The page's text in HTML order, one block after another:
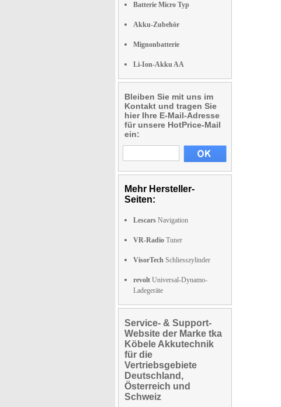
Batterie Micro Typ
Akku-Zubehör
Mignonbatterie
Li-Ion-Akku AA
Bleiben Sie mit uns im
Kontakt und tragen Sie
hier Ihre E-Mail-Adresse
für unsere HotPrice-Mail
ein:
Mehr Hersteller-
Seiten:
Lescars Navigation
VR-Radio Tuner
VisorTech Schliesszylinder
revolt Universal-Dynamo-
Ladegeräte
Service- & Support-
Website der Marke tka
Köbele Akkutechnik
für die
Vertriebsgebiete
Deutschland,
Österreich und
Schweiz